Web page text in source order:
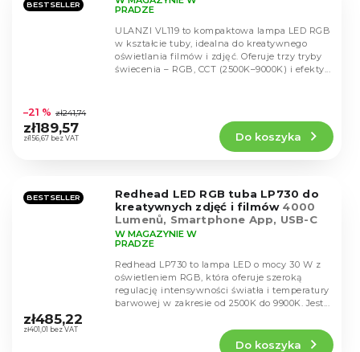
BESTSELLER
ocena
produktu
wynosi
gwiazdek.
PRADZE
zł156,67 bez VAT
–21 % zł241,74
zł189,57
Do koszyka
ULANZI VL119 to kompaktowa lampa LED RGB
w kształcie tuby, idealna do kreatywnego
oświetlania filmów i zdjęć. Oferuje trzy tryby
świecenia – RGB, CCT (2500K–9000K) i efekty...
BESTSELLER
Redhead LED RGB tuba LP730 do
kreatywnych zdjęć i filmów 4000
Lumenů, Smartphone App, USB-C
ocena
produktu
W MAGAZYNIE W
PRADZE
zł401,01 bez VAT
zł485,22
Do koszyka
Redhead LP730 to lampa LED o mocy 30 W z
oświetleniem RGB, która oferuje szeroką
regulację intensywności światła i temperatury
barwowej w zakresie od 2500K do 9900K. Jest...